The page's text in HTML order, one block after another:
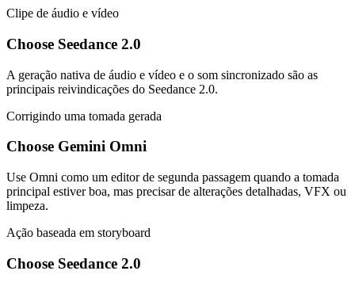
Clipe de áudio e vídeo
Choose Seedance 2.0
A geração nativa de áudio e vídeo e o som sincronizado são as
principais reivindicações do Seedance 2.0.
Corrigindo uma tomada gerada
Choose Gemini Omni
Use Omni como um editor de segunda passagem quando a tomada
principal estiver boa, mas precisar de alterações detalhadas, VFX ou
limpeza.
Ação baseada em storyboard
Choose Seedance 2.0